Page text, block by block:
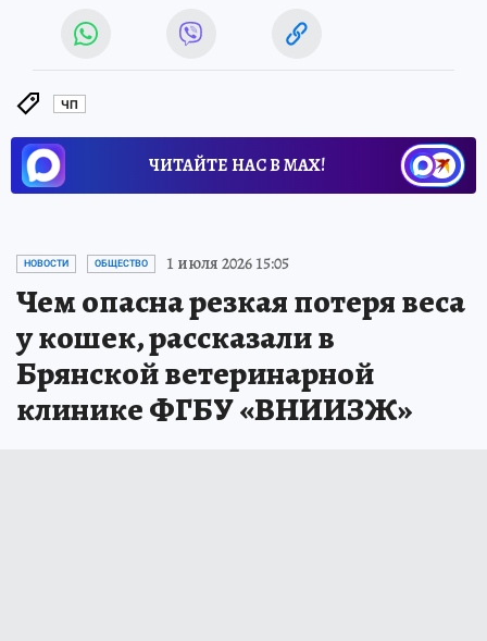
ЧП
ЧИТАЙТЕ НАС В МАХ!
НОВОСТИ ОБЩЕСТВО 1 июля 2026 15:05
Чем опасна резкая потеря веса
у кошек, рассказали в
Брянской ветеринарной
клинике ФГБУ «ВНИИЗЖ»